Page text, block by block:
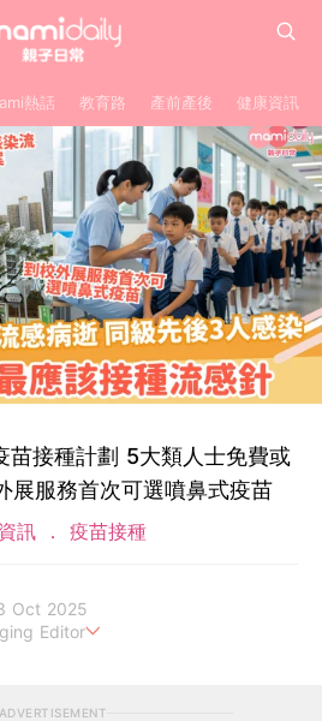
熱話 教育路 產前產後 健康資訊
苗接種計劃 5大類人士免費或
展服務首次可選噴鼻式疫苗
訊 疫苗接種
Oct 2025
Editor
ADVERTISEMENT